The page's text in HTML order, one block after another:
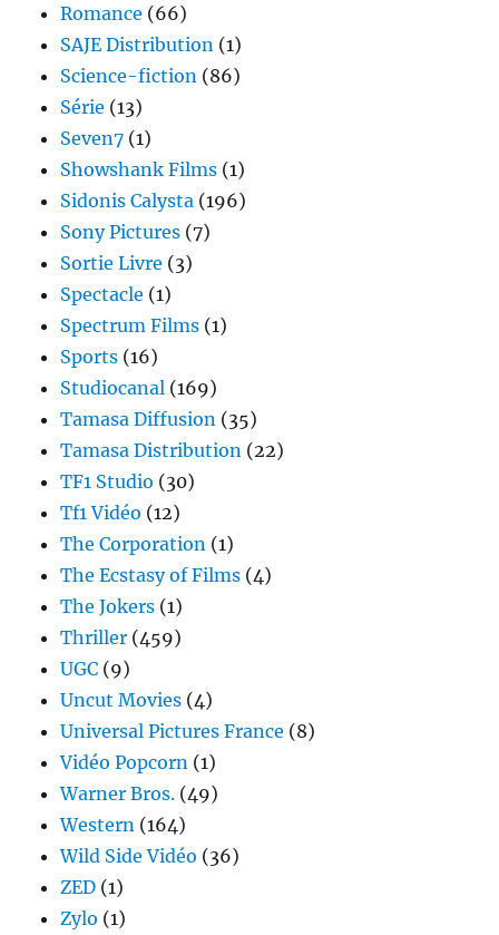
Romance (66)
SAJE Distribution (1)
Science-fiction (86)
Série (13)
Seven7 (1)
Showshank Films (1)
Sidonis Calysta (196)
Sony Pictures (7)
Sortie Livre (3)
Spectacle (1)
Spectrum Films (1)
Sports (16)
Studiocanal (169)
Tamasa Diffusion (35)
Tamasa Distribution (22)
TF1 Studio (30)
Tf1 Vidéo (12)
The Corporation (1)
The Ecstasy of Films (4)
The Jokers (1)
Thriller (459)
UGC (9)
Uncut Movies (4)
Universal Pictures France (8)
Vidéo Popcorn (1)
Warner Bros. (49)
Western (164)
Wild Side Vidéo (36)
ZED (1)
Zylo (1)